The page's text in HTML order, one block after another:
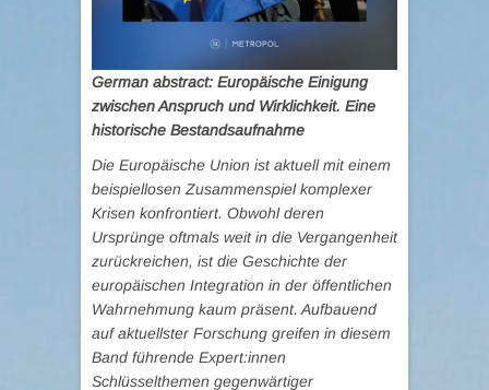
German abstract: Europäische Einigung
zwischen Anspruch und Wirklichkeit. Eine
historische Bestandsaufnahme
Die Europäische Union ist aktuell mit einem
beispiellosen Zusammenspiel komplexer
Krisen konfrontiert. Obwohl deren
Ursprünge oftmals weit in die Vergangenheit
zurückreichen, ist die Geschichte der
europäischen Integration in der öffentlichen
Wahrnehmung kaum präsent. Aufbauend
auf aktuellster Forschung greifen in diesem
Band führende Expert:innen
Schlüsselthemen gegenwärtiger